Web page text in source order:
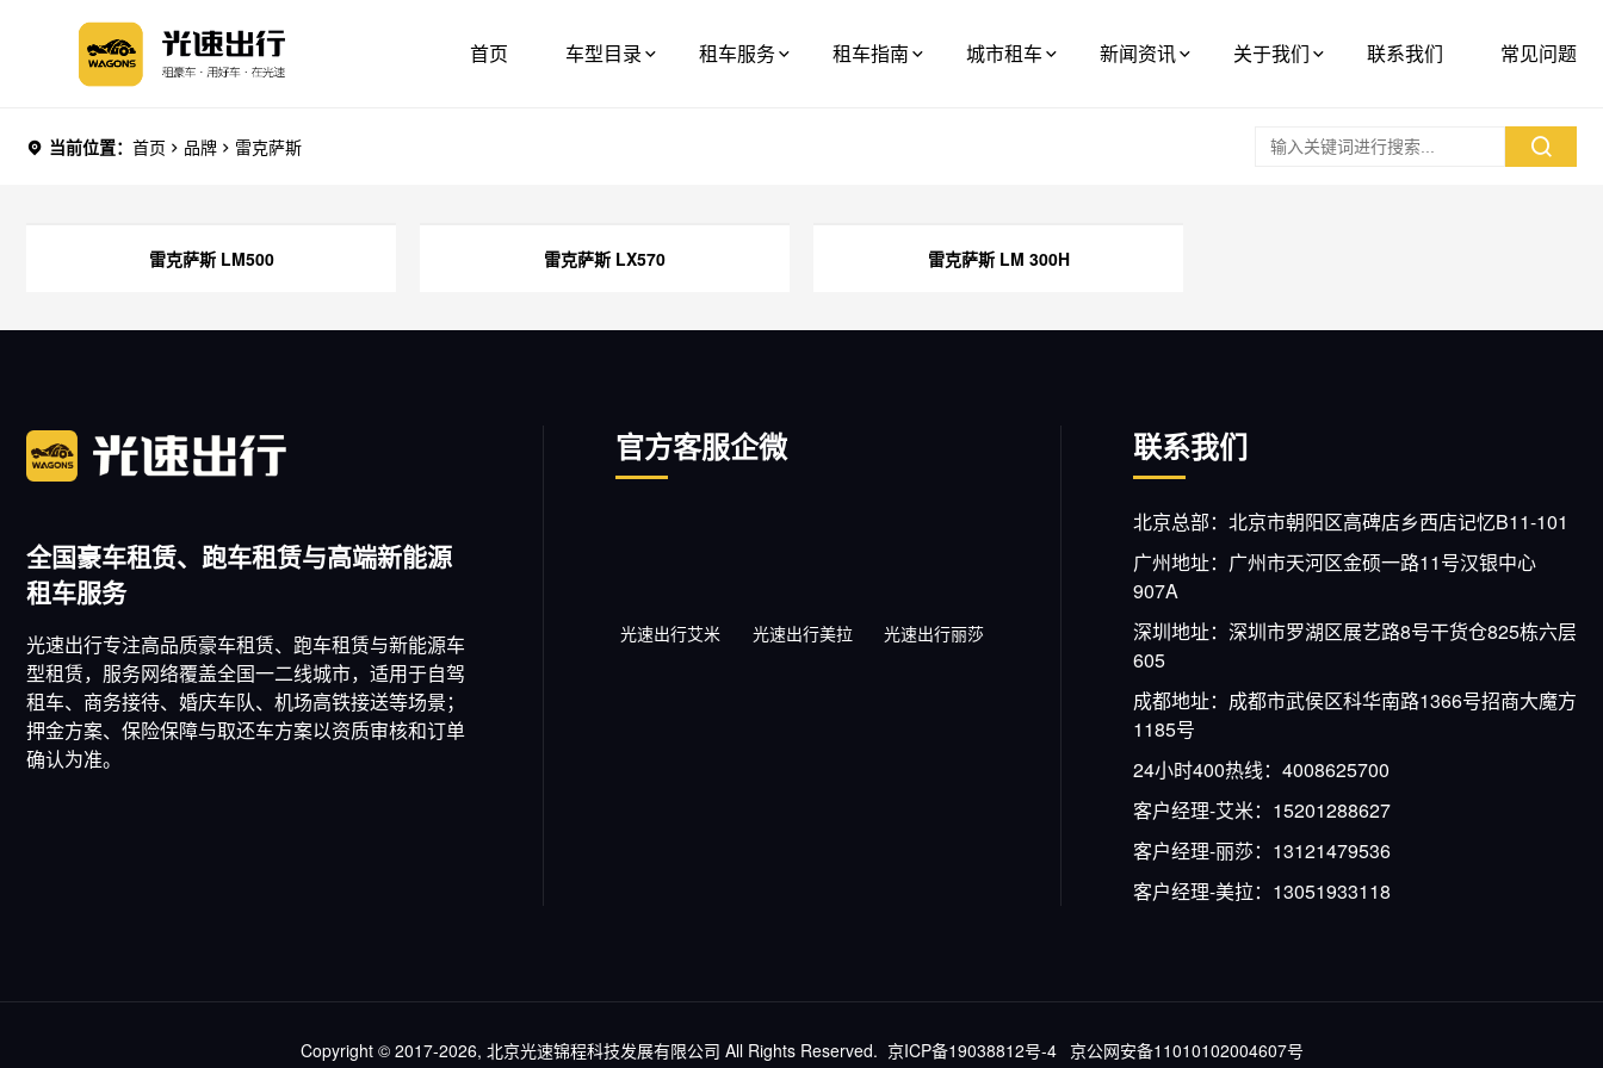
首页 车型目录 租车服务 租车指南 城市租车 新闻资讯 关于我们 联系我们 常见问题
当前位置： 首页 品牌 雷克萨斯
雷克萨斯 LM500 雷克萨斯 LX570 雷克萨斯 LM 300H
全国豪车租赁、跑车租赁与高端新能源
租车服务
光速出行专注高品质豪车租赁、跑车租赁与新能源车
型租赁，服务网络覆盖全国一二线城市，适用于自驾
租车、商务接待、婚庆车队、机场高铁接送等场景；
押金方案、保险保障与取还车方案以资质审核和订单
确认为准。
官方客服企微
光速出行艾米 光速出行美拉 光速出行丽莎
联系我们
北京总部：北京市朝阳区高碑店乡西店记忆B11-101
广州地址：广州市天河区金硕一路11号汉银中心
907A
深圳地址：深圳市罗湖区展艺路8号干货仓825栋六层
605
成都地址：成都市武侯区科华南路1366号招商大魔方
1185号
24小时400热线：4008625700
客户经理-艾米：15201288627
客户经理-丽莎：13121479536
客户经理-美拉：13051933118
Copyright © 2017-2026, 北京光速锦程科技发展有限公司 All Rights Reserved. 京ICP备19038812号-4 京公网安备11010102004607号